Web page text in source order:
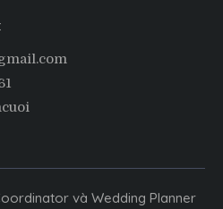
và Wedding Planner